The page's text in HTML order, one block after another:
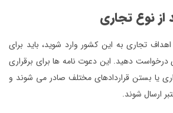
از نوع تجاری
تجاری به این کشور وارد شوید، باید برای
دهید. این دعوت نامه ها برای برقراری
یا بستن قراردادهای مختلف صادر می شوند و
ارسال شوند.